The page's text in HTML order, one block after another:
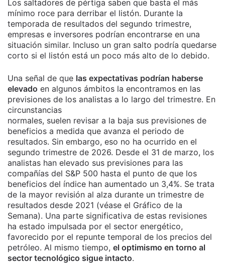
Los saltadores de pértiga saben que basta el más
mínimo roce para derribar el listón. Durante la
temporada de resultados del segundo trimestre,
empresas e inversores podrían encontrarse en una
situación similar. Incluso un gran salto podría quedarse
corto si el listón está un poco más alto de lo debido.
Una señal de que las expectativas podrían haberse
elevado en algunos ámbitos la encontramos en las
previsiones de los analistas a lo largo del trimestre. En
circunstancias
normales, suelen revisar a la baja sus previsiones de
beneficios a medida que avanza el periodo de
resultados. Sin embargo, eso no ha ocurrido en el
segundo trimestre de 2026. Desde el 31 de marzo, los
analistas han elevado sus previsiones para las
compañías del S&P 500 hasta el punto de que los
beneficios del índice han aumentado un 3,4%. Se trata
de la mayor revisión al alza durante un trimestre de
resultados desde 2021 (véase el Gráfico de la
Semana). Una parte significativa de estas revisiones
ha estado impulsada por el sector energético,
favorecido por el repunte temporal de los precios del
petróleo. Al mismo tiempo, el optimismo en torno al
sector tecnológico sigue intacto.